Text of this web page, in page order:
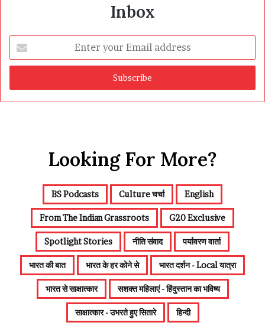
Inbox
your
Email
Looking For More?
BS Podcasts Culture चर्चा English
From The Indian Grassroots G20 Exclusive
Spotlight Stories नीति संवाद पर्यावरण वार्ता
भारत की बात भारत के हर कोने से भारत दर्शन - Local यात्रा
भारत से साक्षात्कार सशक्त महिलाएं - हिंदुस्तान का भविष्य
साक्षात्कार - उभरते हुए सितारे हिन्दी